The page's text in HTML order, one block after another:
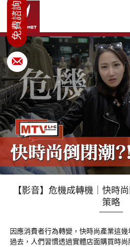
【影音】危機成轉機｜快時
策略
因應消費者行為轉變，快時尚產業這
過去，人們習慣透過實體店面購買時